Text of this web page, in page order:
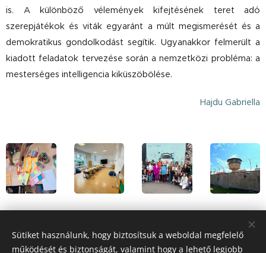
is. A különböző vélemények kifejtésének teret adó
szerepjátékok és viták egyaránt a múlt megismerését és a
demokratikus gondolkodást segítik. Ugyanakkor felmerült a
kiadott feladatok tervezése során a nemzetközi probléma: a
mesterséges intelligencia kiküszöbölése.
Hajdu Gabriella
Sütiket használunk, hogy biztosítsuk a weboldal megfelelő
működését és biztonságát, valamint hogy a lehető legjobb